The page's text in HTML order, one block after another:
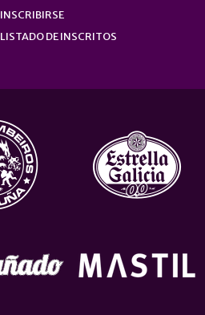
INSCRIBIRSE
LISTADO DE INSCRITOS